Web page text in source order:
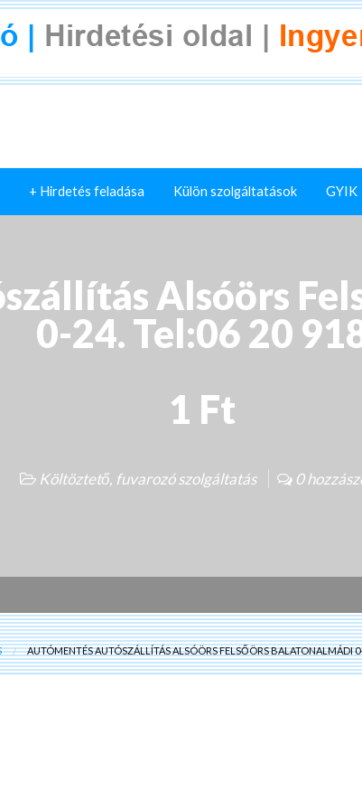
+ Hirdetés feladása Külön szolgáltatások GYIK
Alsóörs
0-24. Tel:06 20
1 Ft
Költöztető, fuvarozó szolgáltatás 0
AUTÓMENTÉS AUTÓSZÁLLÍTÁS ALSÓÖRS FELSŐÖRS BALATONALMÁDI